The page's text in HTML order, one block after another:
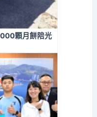
顆月餅陪光